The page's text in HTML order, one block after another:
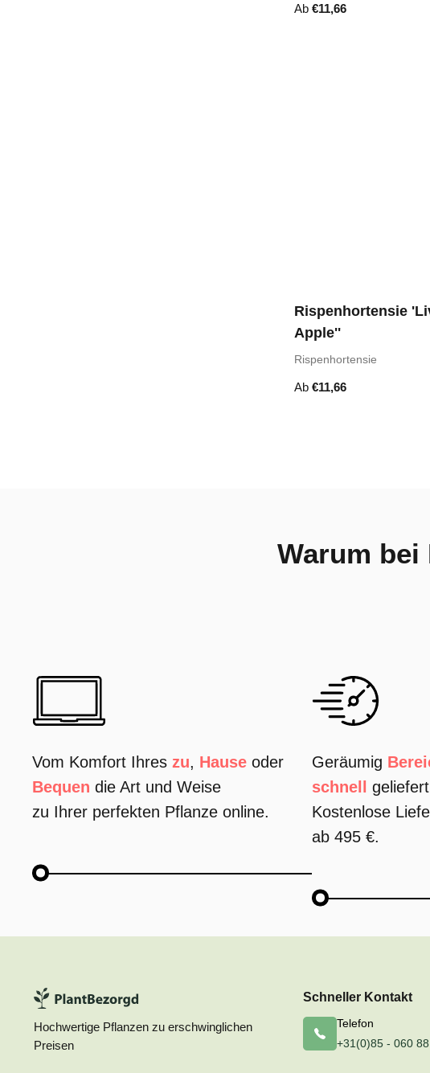
Ab €11,66
Rispenhortensie
Apple''
Rispenhortensie
Ab €11,66
Warum
Vom Komfort Ihres zu, Hause oder
Bequen die Art und Weise
zu Ihrer perfekten Pflanze online.
Geräumig
schnell
Kostenlose
ab 495 €.
Hochwertige Pflanzen zu erschwinglichen
Preisen
Schneller Kontakt
Telefon
+31(0)85 - 060